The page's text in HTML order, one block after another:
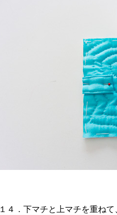
１４．下マチと上マチを重ね